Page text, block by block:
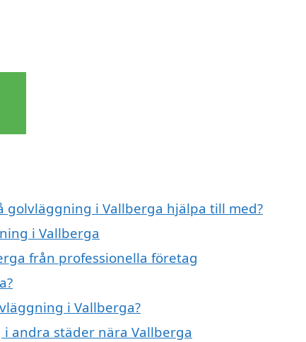
golvläggning i Vallberga hjälpa till med?
i Vallberga
från professionella företag
i Vallberga?
andra städer nära Vallberga